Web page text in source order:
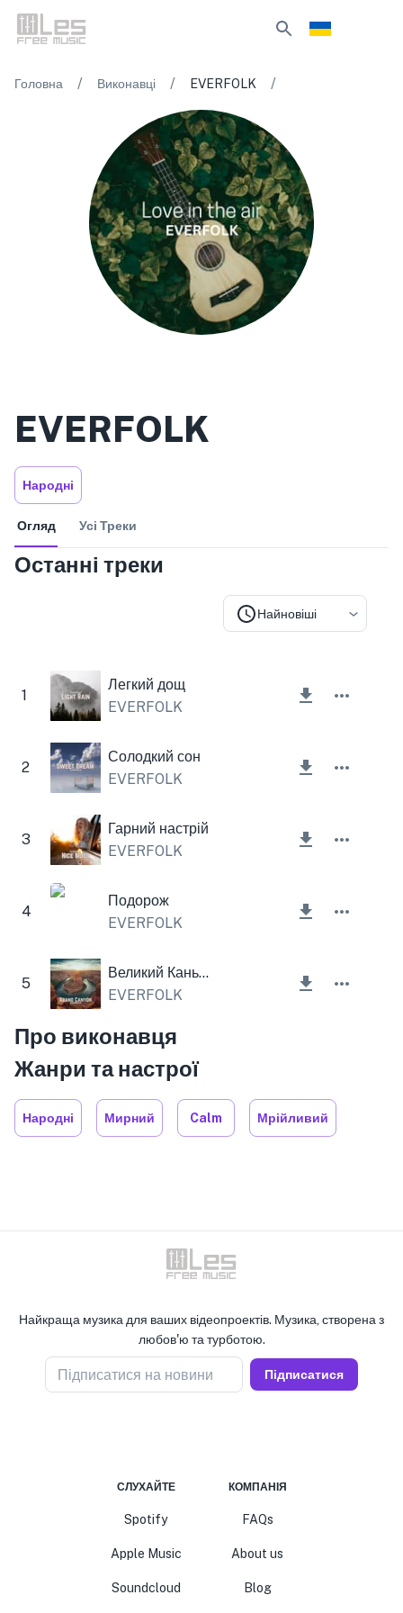
Головна / Виконавці / EVERFOLK /
EVERFOLK
Народні
Огляд Усі Треки
Останні треки
Найновіші
1
Легкий дощ
EVERFOLK
2
Солодкий сон
EVERFOLK
3
Гарний настрій
EVERFOLK
4
Подорож
EVERFOLK
5
Великий Каньйон
EVERFOLK
Про виконавця
Жанри та настрої
Народні Мирний Calm Мрійливий
Найкраща музика для ваших відеопроектів. Музика, створена з
любов'ю та турботою.
Підписатися на новини Підписатися
СЛУХАЙТЕ
Spotify
Apple Music
Soundcloud
КОМПАНІЯ
FAQs
About us
Blog